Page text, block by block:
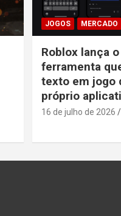
JOGOS MERCADO
Roblox lança
ferramenta
texto em jogo
próprio
16 de julho de 2026